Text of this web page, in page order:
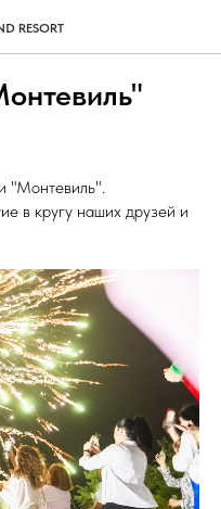
RESORT
"Монтевиль".
в кругу наших друзей и